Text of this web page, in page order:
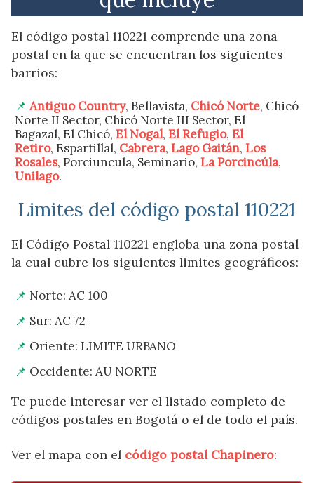
El código postal 110221 comprende una zona
postal en la que se encuentran los siguientes
barrios:
Antiguo Country, Bellavista, Chicó Norte, Chicó
Norte II Sector, Chicó Norte III Sector, El
Bagazal, El Chicó, El Nogal, El Refugio, El
Retiro, Espartillal, Cabrera, Lago Gaitán, Los
Rosales, Porciuncula, Seminario, La Porcincúla,
Unilago.
Limites del código postal 110221
El Código Postal 110221 engloba una zona postal
la cual cubre los siguientes limites geográficos:
Norte: AC 100
Sur: AC 72
Oriente: LIMITE URBANO
Occidente: AU NORTE
Te puede interesar ver el listado completo de
códigos postales en Bogotá o el de todo el país.
Ver el mapa con el código postal Chapinero: